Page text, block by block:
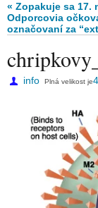
« Zopakuje sa 17.
Odporcovia
označovaní za
info Plná velikost je